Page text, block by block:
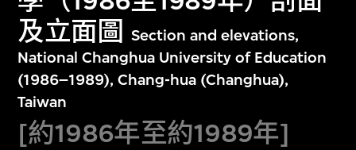
及立面圖
Section and elevations,
National Changhua University of Education
(1986–1989), Chang-hua (Changhua),
Taiwan
[約1986年至約1989年]